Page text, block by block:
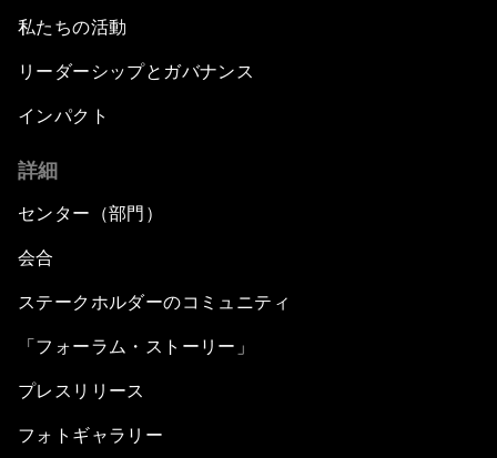
私たちの活動
リーダーシップとガバナンス
インパクト
詳細
センター（部門）
会合
ステークホルダーのコミュニティ
「フォーラム・ストーリー」
プレスリリース
フォトギャラリー